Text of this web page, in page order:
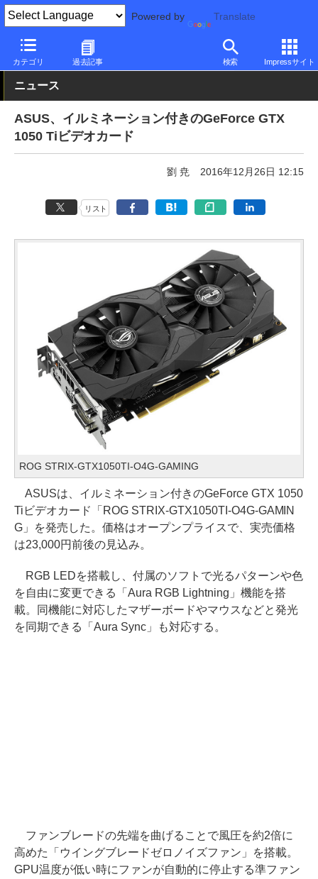
Powered by Translate
カテゴリ 過去記事 検索 Impressサイト
PC Watch 半導体/周辺機器 GeForce
ニュース
ASUS、イルミネーション付きのGeForce GTX
1050 Tiビデオカード
劉 尭 2016年12月26日 12:15
リスト
ROG STRIX-GTX1050TI-O4G-GAMING
ASUSは、イルミネーション付きのGeForce GTX 1050
Tiビデオカード「ROG STRIX-GTX1050TI-O4G-GAMIN
G」を発売した。価格はオープンプライスで、実売価格
は23,000円前後の見込み。
RGB LEDを搭載し、付属のソフトで光るパターンや色
を自由に変更できる「Aura RGB Lightning」機能を搭
載。同機能に対応したマザーボードやマウスなどと発光
を同期できる「Aura Sync」も対応する。
ファンブレードの先端を曲げることで風圧を約2倍に
高めた「ウイングブレードゼロノイズファン」を搭載。
GPU温度が低い時にファンが自動的に停止する準ファン